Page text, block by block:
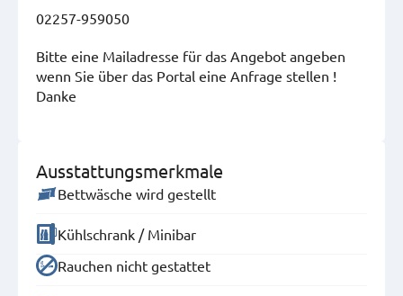
02257-959050
Bitte eine Mailadresse für das Angebot angeben
wenn Sie über das Portal eine Anfrage stellen !
Danke
Ausstattungsmerkmale
Bettwäsche wird gestellt
Kühlschrank / Minibar
Rauchen nicht gestattet